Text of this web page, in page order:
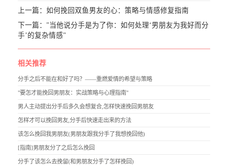
上一篇： 如何挽回双鱼男友的心：策略与情感修复指南
下一篇： "当他说分手是为了你：如何处理‘男朋友为我好而分
手’的复杂情感"
相关推荐
分手之后不能在和好了吗？——重燃爱情的希望与策略
"要怎才能挽回男朋友：实战策略与心理指南"
男人主动提出分手后多久会想复合,怎样快速挽回男朋友
怎样才可以挽回男友,分手后快速走出来的方法
该怎么挽回我男朋友(男朋友跟我分手了我想挽回他)
[指南]男朋友分了之后怎么挽回
分手了该怎么去挽留(和男朋友分手了怎样挽回)